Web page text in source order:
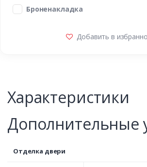
Броненакладка
Добавить в
Характеристики
Дополнительные
Отделка двери